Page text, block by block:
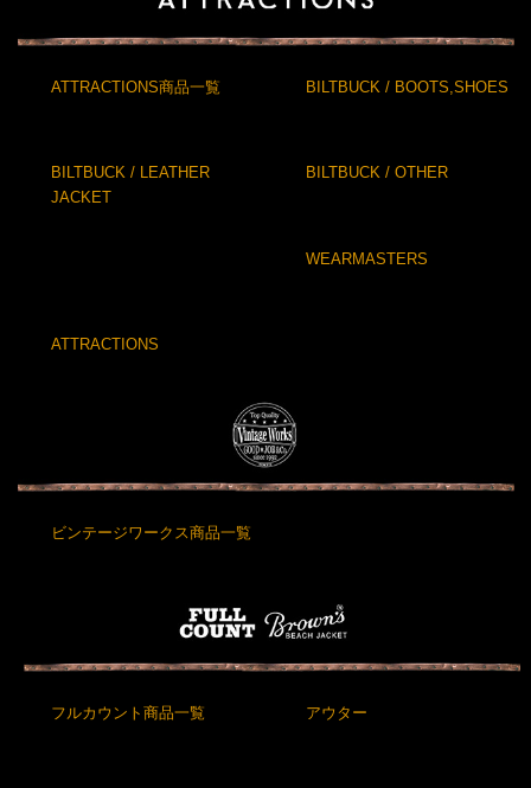
ATTRACTIONS商品一覧 BILTBUCK / BOOTS,SHOES
BILTBUCK / LEATHER
JACKET
BILTBUCK / OTHER
WEARMASTERS
ATTRACTIONS
ビンテージワークス商品一覧
フルカウント商品一覧 アウター